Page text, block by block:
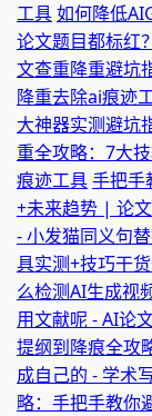
工具如何降低
论文题目都标红
文查重降重避坑
降重去除ai痕迹
大神器实测避坑
重全攻略：7大
痕迹工具手把手
+未来趋势 | 论
- 小发猫同义句
具实测+技巧干
么检测AI生成视
用文献呢 - AI论
提纲到降痕全攻
成自己的 - 学术
略：手把手教你